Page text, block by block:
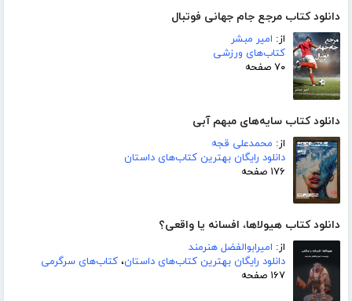
دانلود کتاب مرجع جام جهانی فوتبال
از: امیر مبشر
کتاب‌های ورزشی
۷۰ صفحه
دانلود کتاب سایه‌های مبهم آبی
از: محمدعلی قجه
دانلود رایگان بهترین کتاب‌های داستان
۱۷۶ صفحه
دانلود کتاب هیولاها، افسانه یا واقعی؟
از: امیرابوالفضل هنرمند
دانلود رایگان بهترین کتاب‌های داستان، کتاب‌های سرگرمی
۱۶۷ صفحه